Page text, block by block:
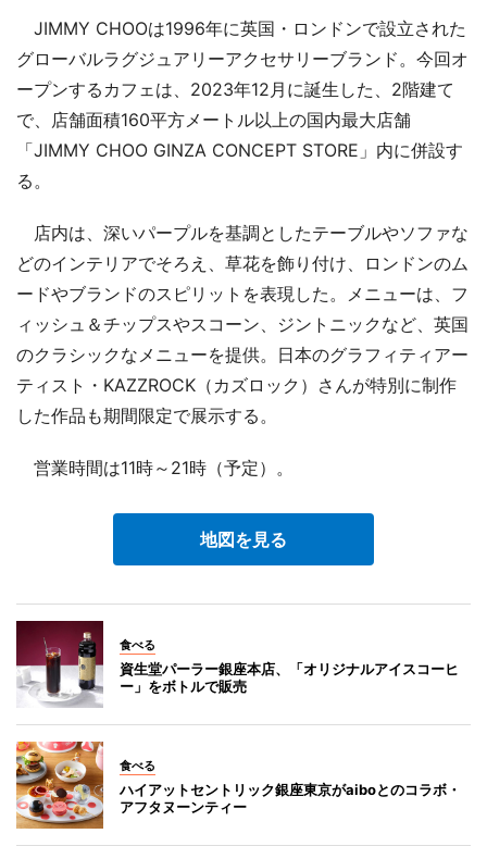
JIMMY CHOOは1996年に英国・ロンドンで設立された
グローバルラグジュアリーアクセサリーブランド。今回オ
ープンするカフェは、2023年12月に誕生した、2階建て
で、店舗面積160平方メートル以上の国内最大店舗
「JIMMY CHOO GINZA CONCEPT STORE」内に併設す
る。
店内は、深いパープルを基調としたテーブルやソファな
どのインテリアでそろえ、草花を飾り付け、ロンドンのム
ードやブランドのスピリットを表現した。メニューは、フ
ィッシュ＆チップスやスコーン、ジントニックなど、英国
のクラシックなメニューを提供。日本のグラフィティアー
ティスト・KAZZROCK（カズロック）さんが特別に制作
した作品も期間限定で展示する。
営業時間は11時～21時（予定）。
地図を見る
食べる
資生堂パーラー銀座本店、「オリジナルアイスコーヒ
ー」をボトルで販売
食べる
ハイアットセントリック銀座東京がaiboとのコラボ・
アフタヌーンティー